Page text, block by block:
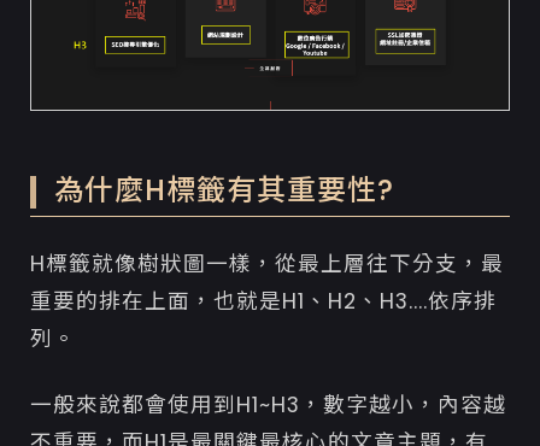
為什麼H標籤有其重要性?
H標籤就像樹狀圖一樣，從最上層往下分支，最
重要的排在上面，也就是H1、H2、H3....依序排
列。
一般來說都會使用到H1~H3，數字越小，內容越